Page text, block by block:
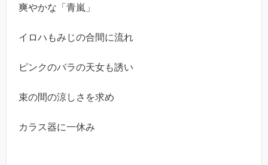
爽やかな「青嵐」
イロハもみじの合間に流れ
ピンクのバラの天女も誘い
束の間の涼しさを求め
カラス器に一休み